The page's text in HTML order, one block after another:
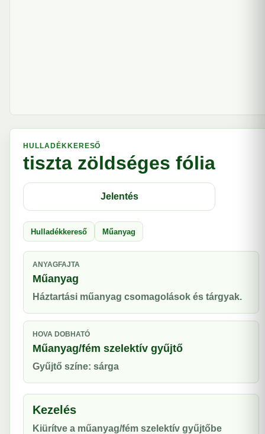
HULLADÉKKERESŐ
tiszta zöldséges fólia
Jelentés
Hulladékkereső Műanyag
ANYAGFAJTA
Műanyag
Háztartási műanyag csomagolások és tárgyak.
HOVA DOBHATÓ
Műanyag/fém szelektív gyűjtő
Gyűjtő színe: sárga
Kezelés
Kiürítve a műanyag/fém szelektív gyűjtőbe